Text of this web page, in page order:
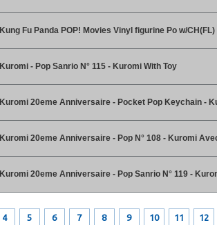
Kung Fu Panda POP! Movies Vinyl figurine Po w/
Kuromi - Pop Sanrio N° 115 - Kuromi With Toy
Kuromi 20eme Anniversaire - Pocket Pop Keychain -
Kuromi 20eme Anniversaire - Pop N° 108 - Kuromi
Kuromi 20eme Anniversaire - Pop Sanrio N° 119 -
4 5 6 7 8 9 10 11 12